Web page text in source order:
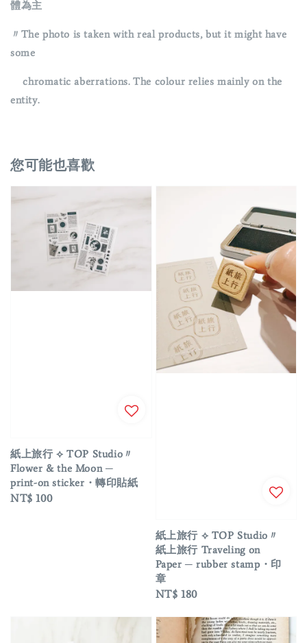
體為主
〃The photo is taken with real products, but it might have
some
chromatic aberrations. The colour relies mainly on the
entity.
您可能也喜歡
紙上旅行 ⟡ TOP Studio〃
Flower & the Moon ─
print-on sticker・轉印貼紙
Regular
NT$ 100
紙上旅行 ⟡ TOP Studio〃
紙上旅行 Traveling on
Paper ─ rubber stamp・印
章
Regular
NT$ 180